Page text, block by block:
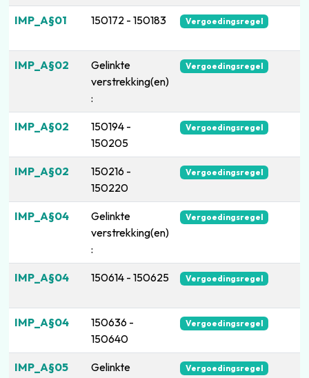
IMP_A§01 150172 - 150183 Vergoedingsregel
IMP_A§02
Gelinkte
verstrekking(en)
:
Vergoedingsregel
IMP_A§02
150194 -
150205
Vergoedingsregel
IMP_A§02
150216 -
150220
Vergoedingsregel
IMP_A§04
Gelinkte
verstrekking(en)
:
Vergoedingsregel
IMP_A§04 150614 - 150625 Vergoedingsregel
IMP_A§04
150636 -
150640
Vergoedingsregel
IMP_A§05
Gelinkte
Vergoedingsregel